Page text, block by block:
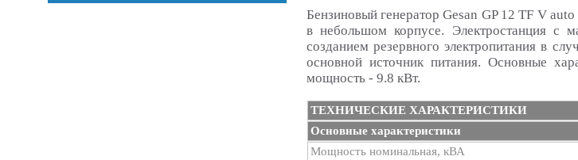
Бензиновый генератор Gesan GP 12 TF V
в небольшом корпусе. Электростанция с
созданием резервного электропитания в
основной источник питания. Основные
мощность - 9.8 кВт.
ТЕХНИЧЕСКИЕ ХАРАКТЕРИСТИКИ
Основные характеристики
Мощность номинальная, кВА